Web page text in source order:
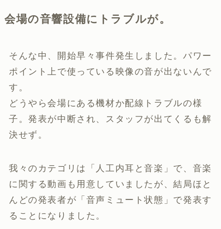
会場の音響設備にトラブルが。
そんな中、開始早々事件発生しました。パワー
ポイント上で使っている映像の音が出ないんで
す。
どうやら会場にある機材か配線トラブルの様
子。発表が中断され、スタッフが出てくるも解
決せず。
我々のカテゴリは「人工内耳と音楽」で、音楽
に関する動画も用意していましたが、結局ほと
んどの発表者が「音声ミュート状態」で発表す
ることになりました。